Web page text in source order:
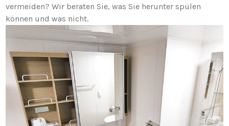
vermeiden? Wir beraten Sie, was Sie herunter spülen
können und was nicht.